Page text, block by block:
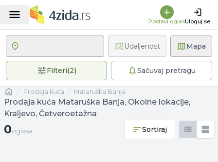
Postavi oglasUloguj se
Mapa
Filteri(2)2 primenjena filteraSačuvaj pretragu
Udaljenost
Naslovnaprodaja kuća Mataruška Banja
Prodaja kuća Mataruška Banja, Okolne lokacije,
Kraljevo, Četveroetažna
0 oglasa
0oglasa Sortiraj